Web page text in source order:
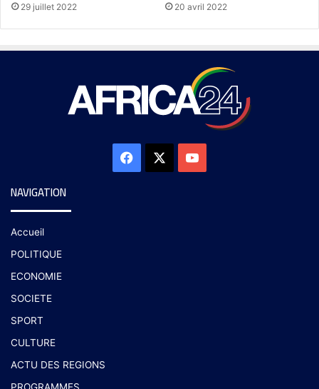
29 juillet 2022 20 avril 2022
NAVIGATION
Accueil
POLITIQUE
ECONOMIE
SOCIETE
SPORT
CULTURE
ACTU DES REGIONS
PROGRAMMES